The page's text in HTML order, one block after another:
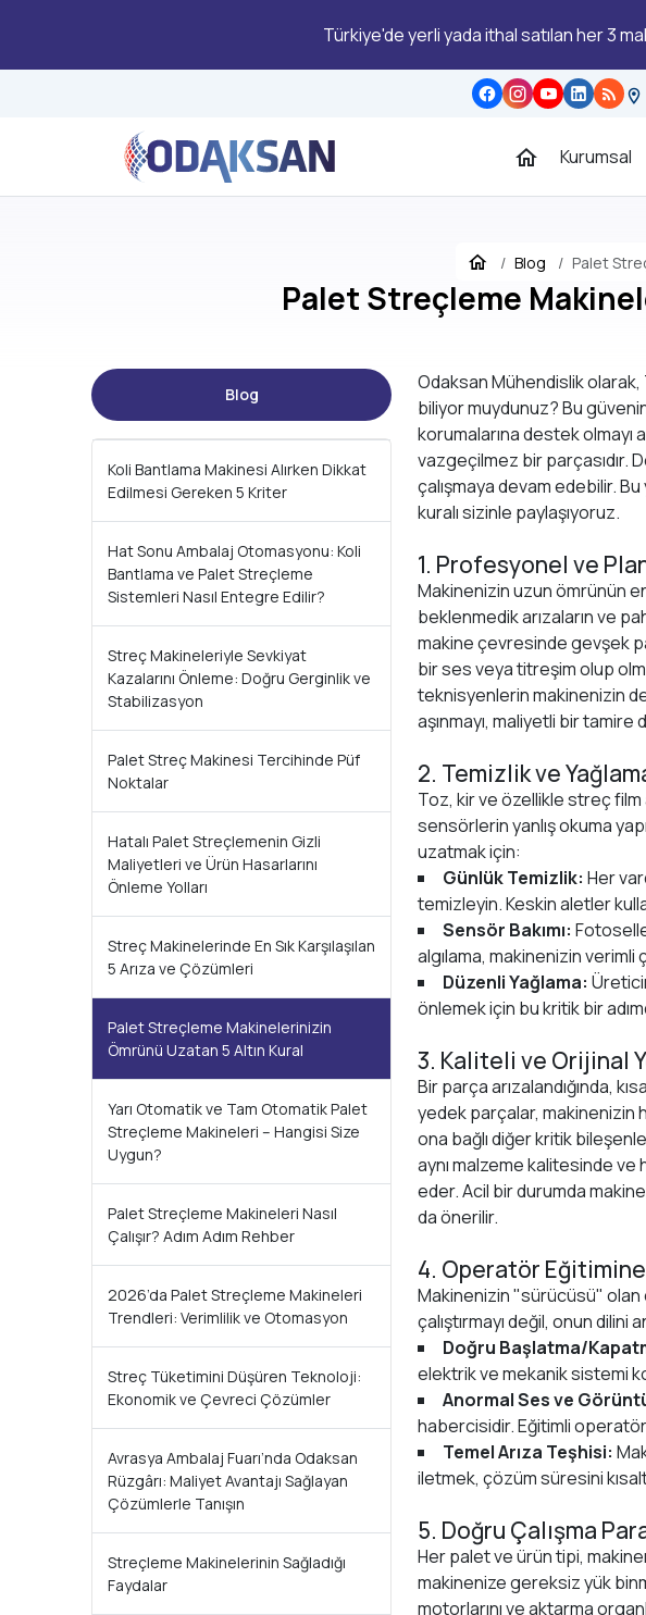
Türkiye'de yerli yada ithal satılan her 3
Kurumsal
Blog Palet
Palet Streçleme
Blog
Koli Bantlama Makinesi Alırken Dikkat
Edilmesi Gereken 5 Kriter
Hat Sonu Ambalaj Otomasyonu: Koli
Bantlama ve Palet Streçleme
Sistemleri Nasıl Entegre Edilir?
Streç Makineleriyle Sevkiyat
Kazalarını Önleme: Doğru Gerginlik ve
Stabilizasyon
Palet Streç Makinesi Tercihinde Püf
Noktalar
Hatalı Palet Streçlemenin Gizli
Maliyetleri ve Ürün Hasarlarını
Önleme Yolları
Streç Makinelerinde En Sık Karşılaşılan
5 Arıza ve Çözümleri
Palet Streçleme Makinelerinizin
Ömrünü Uzatan 5 Altın Kural
Yarı Otomatik ve Tam Otomatik Palet
Streçleme Makineleri – Hangisi Size
Uygun?
Palet Streçleme Makineleri Nasıl
Çalışır? Adım Adım Rehber
2026’da Palet Streçleme Makineleri
Trendleri: Verimlilik ve Otomasyon
Streç Tüketimini Düşüren Teknoloji:
Ekonomik ve Çevreci Çözümler
Avrasya Ambalaj Fuarı’nda Odaksan
Rüzgârı: Maliyet Avantajı Sağlayan
Çözümlerle Tanışın
Streçleme Makinelerinin Sağladığı
Faydalar
Odaksan Mühendislik
biliyor muydunuz? Bu
korumalarına destek olmayı
vazgeçilmez bir parçasıdır.
çalışmaya devam edebilir.
kuralı sizinle paylaşıyoruz.
1. Profesyonel ve
Makinenizin uzun ömrünün
beklenmedik arızaların ve
makine çevresinde gevşek
bir ses veya titreşim olup
teknisyenlerin makinenizin
aşınmayı, maliyetli bir
2. Temizlik ve
Toz, kir ve özellikle streç
sensörlerin yanlış okuma
uzatmak için:
Günlük Temizlik: Her
temizleyin. Keskin aletler
Sensör Bakımı:
algılama, makinenizin verimli
Düzenli Yağlama:
önlemek için bu kritik bir
3. Kaliteli ve Orijinal
Bir parça arızalandığında,
yedek parçalar, makinenizin
ona bağlı diğer kritik
aynı malzeme kalitesinde
eder. Acil bir durumda
da önerilir.
4. Operatör Eğitimine
Makinenizin "sürücüsü"
çalıştırmayı değil, onun
Doğru Başlatma/
elektrik ve mekanik sistemi
Anormal Ses ve
habercisidir. Eğitimli
Temel Arıza Teşhisi:
iletmek, çözüm süresini
5. Doğru Çalışma
Her palet ve ürün tipi,
makinenize gereksiz yük
motorlarını ve aktarma